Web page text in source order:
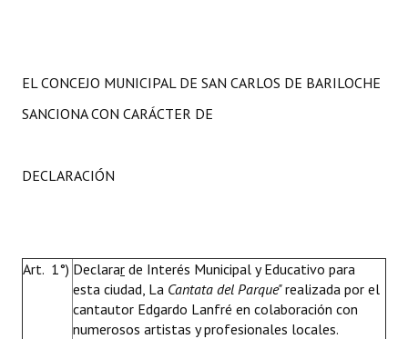
EL CONCEJO MUNICIPAL DE SAN CARLOS DE BARILOCHE
SANCIONA CON CARÁCTER DE
DECLARACIÓN
Art. 1°) Declarar de Interés Municipal y Educativo para
esta ciudad, La Cantata del Parque"realizada por el
cantautor Edgardo Lanfré en colaboración con
numerosos artistas y profesionales locales.